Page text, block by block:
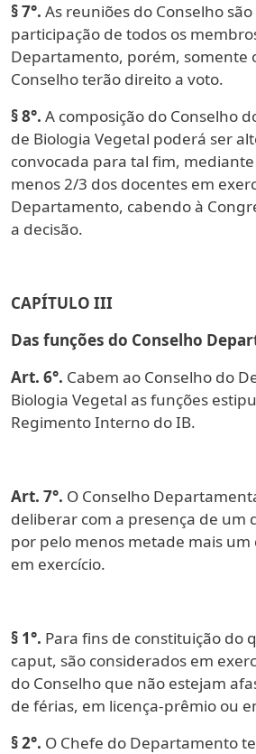
§ 7°. As reuniões do Conselho
participação de todos os
Departamento, porém, somente
Conselho terão direito a voto.
§ 8°. A composição do Conselho
de Biologia Vegetal poderá ser
convocada para tal fim,
menos 2/3 dos docentes em
Departamento, cabendo à
a decisão.
CAPÍTULO III
Das funções do Conselho
Art. 6°. Cabem ao Conselho do
Biologia Vegetal as funções
Regimento Interno do IB.
Art. 7°. O Conselho
deliberar com a presença de um
por pelo menos metade mais
em exercício.
§ 1°. Para fins de constituição do
caput, são considerados em
do Conselho que não estejam
de férias, em licença-prêmio ou
§ 2°. O Chefe do Departamento